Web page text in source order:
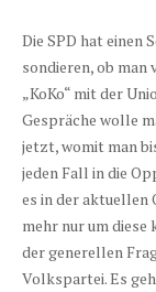
Die SPD hat einen
sondieren, ob man
„KoKo“ mit der
Gespräche wolle
jetzt, womit man
jeden Fall in die
es in der aktuellen
mehr nur um
der generellen
Volkspartei.Es